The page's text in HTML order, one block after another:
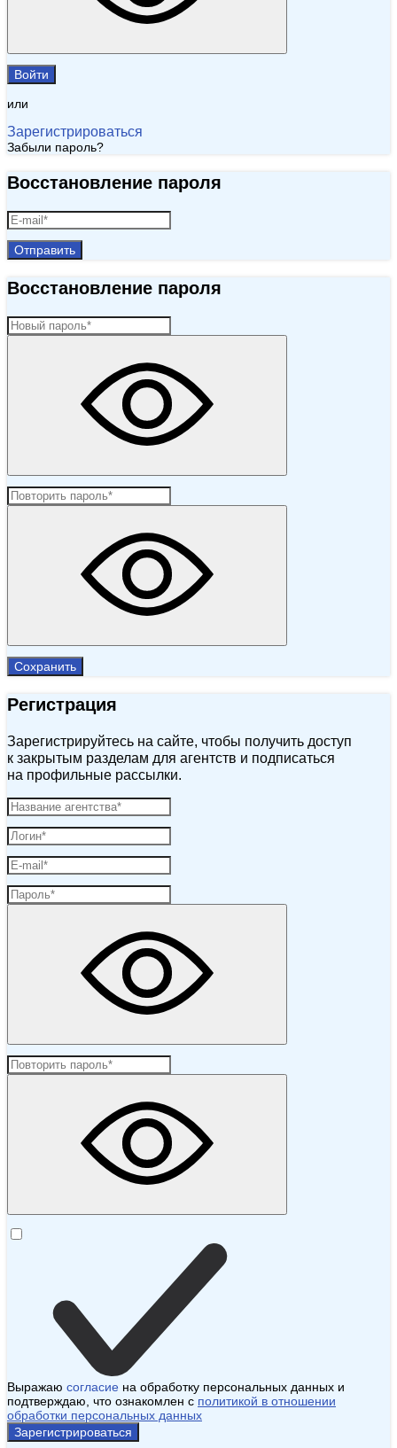
Войти
или
Зарегистрироваться
Забыли пароль?
Восстановление пароля
Отправить
Восстановление пароля
Сохранить
Регистрация
Зарегистрируйтесь на сайте, чтобы получить доступ
к закрытым разделам для агентств и подписаться
на профильные рассылки.
Выражаю согласие на обработку персональных данных и
подтверждаю, что ознакомлен с политикой в отношении
обработки персональных данных
Зарегистрироваться